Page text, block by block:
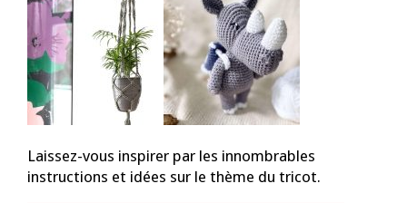
Laissez-vous inspirer par les innombrables
instructions et idées sur le thème du tricot.